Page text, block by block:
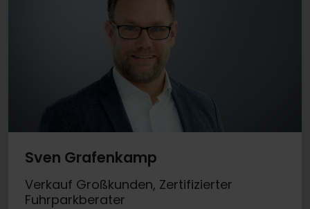
Sven Grafenkamp
Verkauf Großkunden, Zertifizierter
Fuhrparkberater